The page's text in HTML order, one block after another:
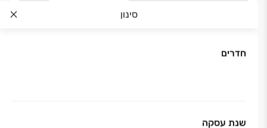
סינון
חדרים
שנת עסקה
אודות החברה